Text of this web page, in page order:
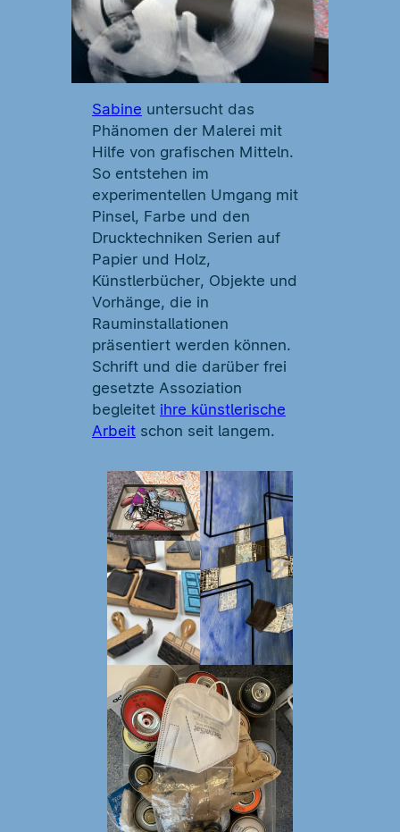
Sabine untersucht das
Phänomen der Malerei mit
Hilfe von grafischen Mitteln.
So entstehen im
experimentellen Umgang mit
Pinsel, Farbe und den
Drucktechniken Serien auf
Papier und Holz,
Künstlerbücher, Objekte und
Vorhänge, die in
Rauminstallationen
präsentiert werden können.
Schrift und die darüber frei
gesetzte Assoziation
begleitet ihre künstlerische
Arbeit schon seit langem.